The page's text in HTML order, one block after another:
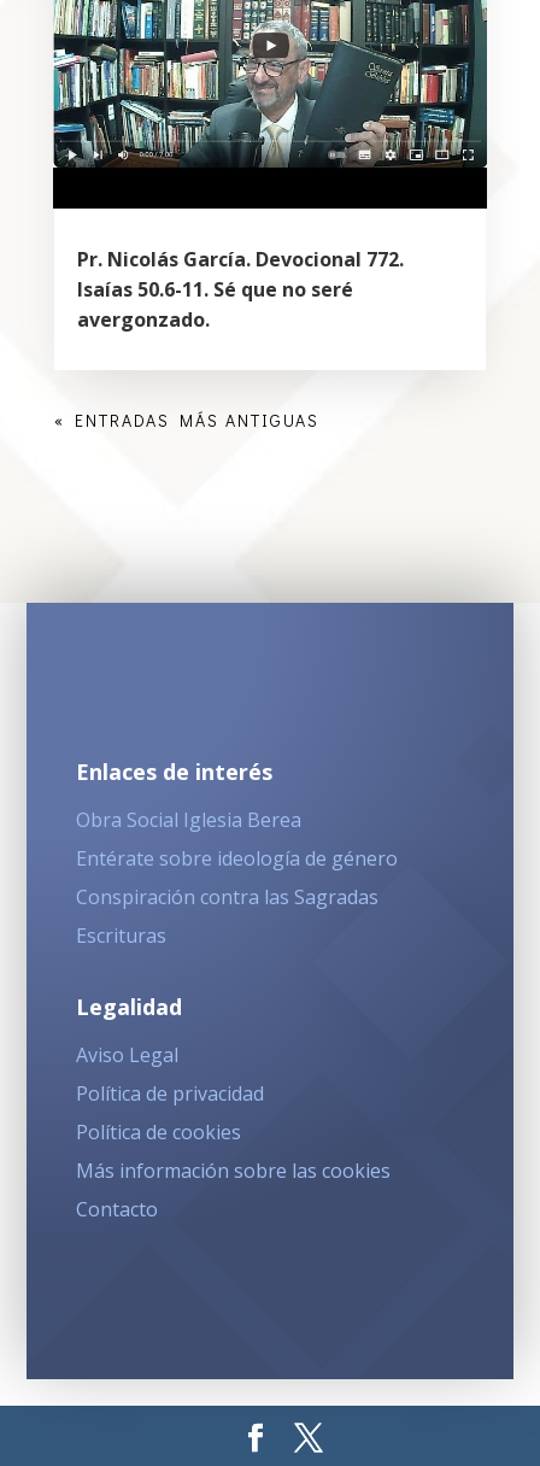
Pr. Nicolás García. Devocional 772.
Isaías 50.6-11. Sé que no seré
avergonzado.
« ENTRADAS MÁS ANTIGUAS
Enlaces de interés
Obra Social Iglesia Berea
Entérate sobre ideología de género
Conspiración contra las Sagradas
Escrituras
Legalidad
Aviso Legal
Política de privacidad
Política de cookies
Más información sobre las cookies
Contacto